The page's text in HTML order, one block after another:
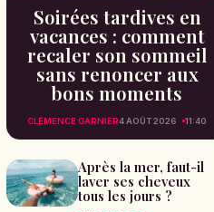
Soirées tardives en
vacances : comment
recaler son sommeil
sans renoncer aux
bons moments
CLÉMENCE GARNIER4 AOÛT 2026 11:40
Après la mer, faut-il
laver ses cheveux
tous les jours ?